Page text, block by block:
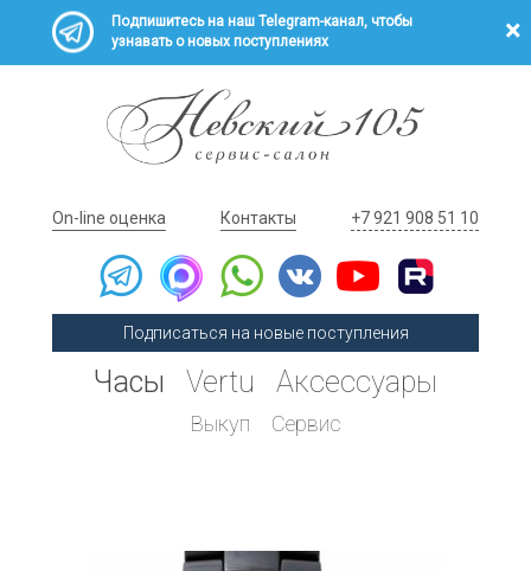
Подпишитесь на наш Telegram-канал, чтобы
узнавать о новых поступлениях
On-line оценка Контакты +7 921 908 51 10
Подписаться на новые поступления
Часы Vertu Аксессуары
Выкуп Сервис